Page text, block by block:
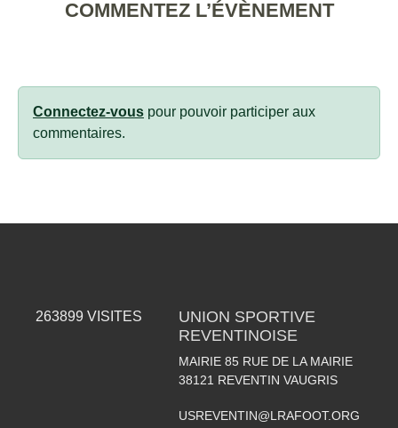
COMMENTEZ L’ÉVÈNEMENT
Connectez-vous pour pouvoir participer aux
commentaires.
263899 VISITES
UNION SPORTIVE
REVENTINOISE
MAIRIE 85 RUE DE LA MAIRIE
38121 REVENTIN VAUGRIS
USREVENTIN@LRAFOOT.ORG